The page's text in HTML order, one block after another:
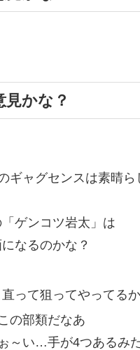
見かな？
ギャグセンスは素晴ら
ゲンコツ岩太」は
なるのかな？
って狙ってやってる
の部類だなあ
～い…手が4つあるみ